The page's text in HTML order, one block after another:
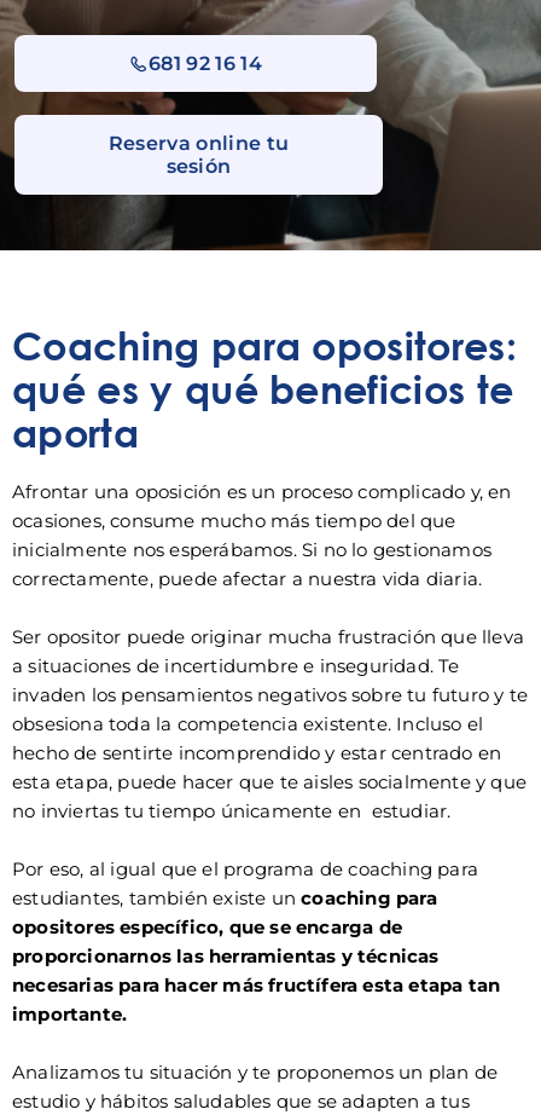
681 92 16 14
Reserva online tu
sesión
Coaching para opositores:
qué es y qué beneficios te
aporta
Afrontar una oposición es un proceso complicado y, en
ocasiones, consume mucho más tiempo del que
inicialmente nos esperábamos. Si no lo gestionamos
correctamente, puede afectar a nuestra vida diaria.
Ser opositor puede originar mucha frustración que lleva
a situaciones de incertidumbre e inseguridad. Te
invaden los pensamientos negativos sobre tu futuro y te
obsesiona toda la competencia existente. Incluso el
hecho de sentirte incomprendido y estar centrado en
esta etapa, puede hacer que te aisles socialmente y que
no inviertas tu tiempo únicamente en estudiar.
Por eso, al igual que el programa de coaching para
estudiantes, también existe uncoaching para
opositores específico, que se encarga de
proporcionarnos las herramientas y técnicas
necesarias para hacer más fructífera esta etapa tan
importante.
Analizamos tu situación y te proponemos un plan de
estudio y hábitos saludables que se adapten a tus